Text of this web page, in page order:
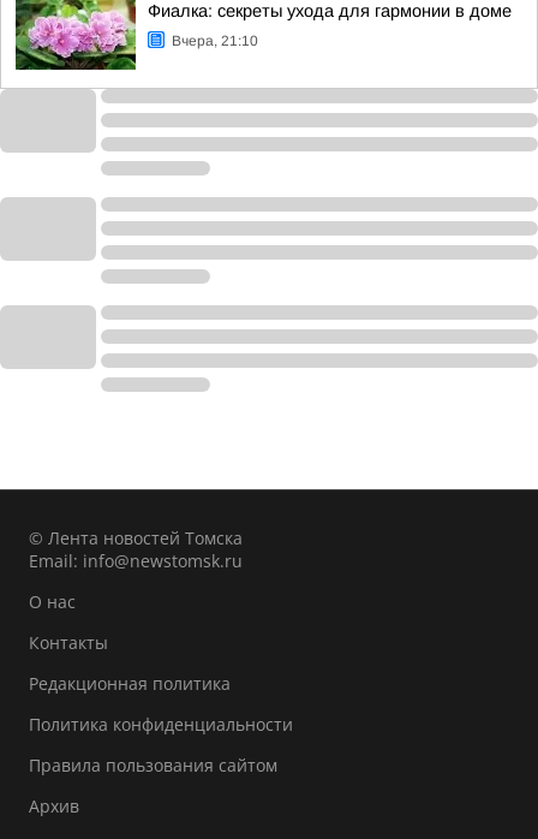
Фиалка: секреты ухода для гармонии в доме
Вчера, 21:10
© Лента новостей Томска
Email: info@newstomsk.ru
О нас
Контакты
Редакционная политика
Политика конфиденциальности
Правила пользования сайтом
Архив